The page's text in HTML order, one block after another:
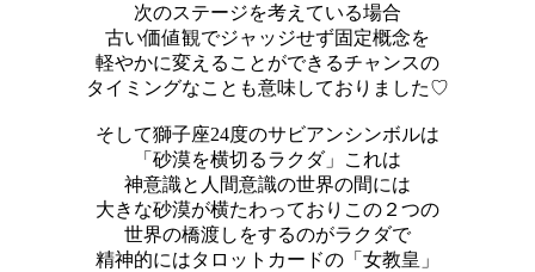
次のステージを考えている場合
古い価値観でジャッジせず固定概念を
軽やかに変えることができるチャンスの
タイミングなことも意味しておりました♡
そして獅子座24度のサビアンシンボルは
「砂漠を横切るラクダ」これは
神意識と人間意識の世界の間には
大きな砂漠が横たわっておりこの２つの
世界の橋渡しをするのがラクダで
精神的にはタロットカードの「女教皇」